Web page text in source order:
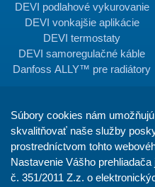
Súbory cookies nám umožňujú
skvalitňovať naše služby
prostredníctvom tohto
Nastavenie Vášho
č. 351/2011 Z.z. o
DEVI podlahové vykurovanie
DEVI vonkajšie aplikácie
DEVI termostaty
DEVI samoregulačné káble
Danfoss ALLY™ pre radiátory
Registrácia užívateľa
Ako nakupovať
Spracovanie osobných údajov
Obchodné podmienky